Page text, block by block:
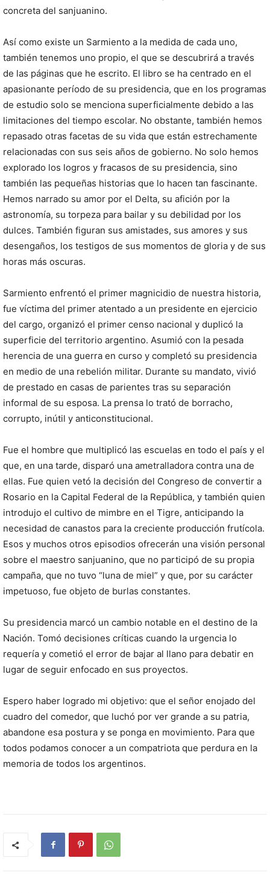
concreta del sanjuanino.
Así como existe un Sarmiento a la medida de cada uno,
también tenemos uno propio, el que se descubrirá a través
de las páginas que he escrito. El libro se ha centrado en el
apasionante período de su presidencia, que en los programas
de estudio solo se menciona superficialmente debido a las
limitaciones del tiempo escolar. No obstante, también hemos
repasado otras facetas de su vida que están estrechamente
relacionadas con sus seis años de gobierno. No solo hemos
explorado los logros y fracasos de su presidencia, sino
también las pequeñas historias que lo hacen tan fascinante.
Hemos narrado su amor por el Delta, su afición por la
astronomía, su torpeza para bailar y su debilidad por los
dulces. También figuran sus amistades, sus amores y sus
desengaños, los testigos de sus momentos de gloria y de sus
horas más oscuras.
Sarmiento enfrentó el primer magnicidio de nuestra historia,
fue víctima del primer atentado a un presidente en ejercicio
del cargo, organizó el primer censo nacional y duplicó la
superficie del territorio argentino. Asumió con la pesada
herencia de una guerra en curso y completó su presidencia
en medio de una rebelión militar. Durante su mandato, vivió
de prestado en casas de parientes tras su separación
informal de su esposa. La prensa lo trató de borracho,
corrupto, inútil y anticonstitucional.
Fue el hombre que multiplicó las escuelas en todo el país y el
que, en una tarde, disparó una ametralladora contra una de
ellas. Fue quien vetó la decisión del Congreso de convertir a
Rosario en la Capital Federal de la República, y también quien
introdujo el cultivo de mimbre en el Tigre, anticipando la
necesidad de canastos para la creciente producción frutícola.
Esos y muchos otros episodios ofrecerán una visión personal
sobre el maestro sanjuanino, que no participó de su propia
campaña, que no tuvo “luna de miel” y que, por su carácter
impetuoso, fue objeto de burlas constantes.
Su presidencia marcó un cambio notable en el destino de la
Nación. Tomó decisiones críticas cuando la urgencia lo
requería y cometió el error de bajar al llano para debatir en
lugar de seguir enfocado en sus proyectos.
Espero haber logrado mi objetivo: que el señor enojado del
cuadro del comedor, que luchó por ver grande a su patria,
abandone esa postura y se ponga en movimiento. Para que
todos podamos conocer a un compatriota que perdura en la
memoria de todos los argentinos.